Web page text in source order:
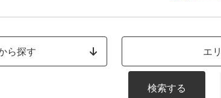
ら探す エ
検索する